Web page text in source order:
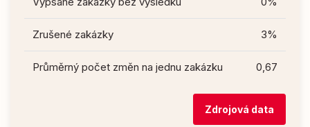
Zrušené zakázky 3%
Průměrný počet změn na jednu zakázku 0,67
Zdrojová data